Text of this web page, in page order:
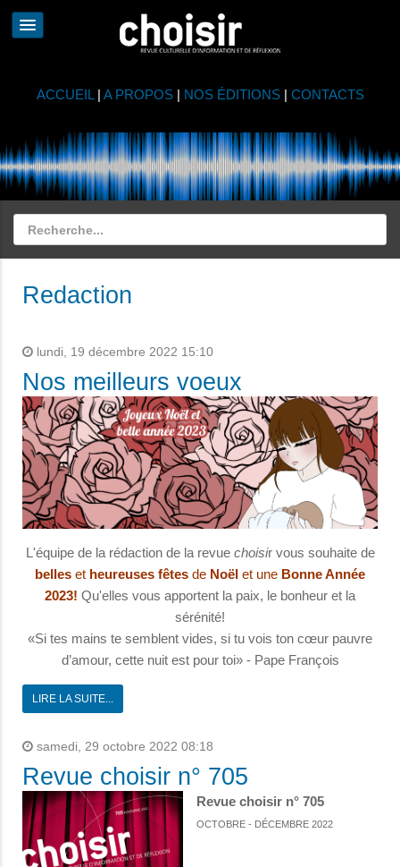
ACCUEIL | A PROPOS| NOS ÉDITIONS| CONTACTS
Redaction
lundi, 19 décembre 2022 15:10
Nos meilleurs voeux
L'équipe de la rédaction de la revue choisir vous souhaite de
belles et heureuses fêtes de Noël et une Bonne Année
2023! Qu'elles vous apportent la paix, le bonheur et la
sérénité!
«Si tes mains te semblent vides, si tu vois ton cœur pauvre
d’amour, cette nuit est pour toi» - Pape François
LIRE LA SUITE...
samedi, 29 octobre 2022 08:18
Revue choisir n° 705
Revue choisir n° 705
OCTOBRE - DÉCEMBRE 2022